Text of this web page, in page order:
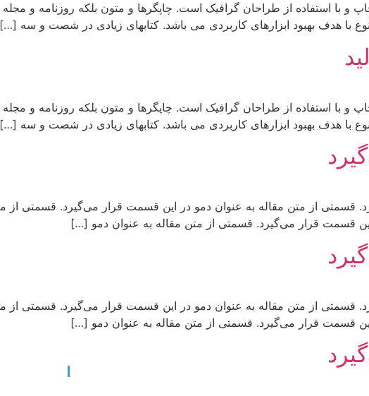
و با استفاده از طراحان گرافیک است. چاپگرها و متون بلکه روزنامه و
با هدف بهبود ابزارهای کاربردی می باشد. کتابهای زیادی در شصت و سه […]
و با استفاده از طراحان گرافیک است. چاپگرها و متون بلکه روزنامه و
با هدف بهبود ابزارهای کاربردی می باشد. کتابهای زیادی در شصت و سه […]
قسمتی از متن مقاله به عنوان دمو در این قسمت قرار می‌گیرد. قسمتی از
قسمت قرار می‌گیرد. قسمتی از متن مقاله به عنوان دمو […]
قسمتی از متن مقاله به عنوان دمو در این قسمت قرار می‌گیرد. قسمتی از
قسمت قرار می‌گیرد. قسمتی از متن مقاله به عنوان دمو […]